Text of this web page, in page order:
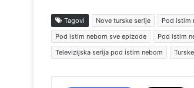
Tagovi Nove turske serije Pod istim
Pod istim nebom sve epizode
Pod istim
Televizijska serija pod istim nebom